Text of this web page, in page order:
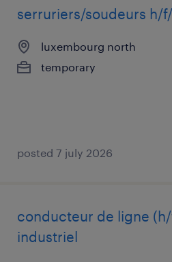
serruriers/soudeurs h/
luxembourg north
temporary
posted 7 july 2026
conducteur de ligne
industriel